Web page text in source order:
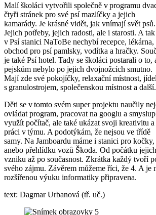
Malí školáci vytvořili společně v programu
čtyři stránek pro své psí mazlíčky a jejich
kamarády. Je krásné vidět, jak vnímají svět psů.
Jejich potřeby, jejich radosti, ale i starosti. A tak
v Psí stanici NaToBe nechybí recepce, lékárna,
obchod pro psí pamlsky, vodítka a hračky.
je také Psí hotel. Tady se školáci postarali o to,
pejskům nebylo po jejich dvojnožcích smutno.
Mají zde své pokojíčky, relaxační místnost,
s granulostrojem, společenskou místnost a další.
Děti se v tomto svém super projektu naučily
ovládat program, pracovat na googlu a
využít počítač, ale také ukázat svoji kreativitu a
práci v týmu. A podotýkám, že nejsou ve třídě
samy. Na Jamboardu máme i stanici pro kočky,
anebo přehlídku vozů Škoda. Od počátku jejich
vzniku až po současnost. Zkrátka každý tvoří
svého zájmu. Závěrem můžeme říci, že 4. A je
rozšířenou výuku informatiky připravena.
text: Dagmar Urbanová (tř. uč.)